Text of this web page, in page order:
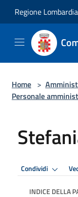
Regione Lombardia
Home >
Personale
Condividi
INDICE DELLA